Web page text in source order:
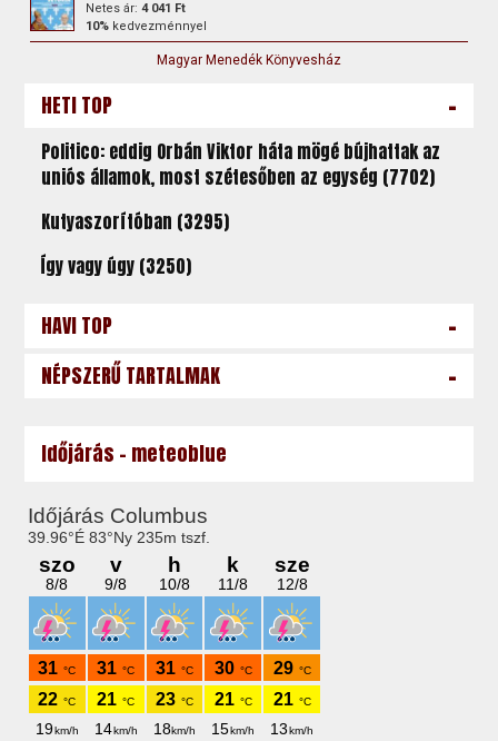
Netes ár:4 041 Ft
10% kedvezménnyel
Magyar Menedék Könyvesház
HETI TOP -
Politico: eddig Orbán Viktor háta mögé bújhattak az
uniós államok, most szétesőben az egység (7702)
Kutyaszorítóban (3295)
Így vagy úgy (3250)
HAVI TOP -
NÉPSZERŰ TARTALMAK -
Időjárás - meteoblue